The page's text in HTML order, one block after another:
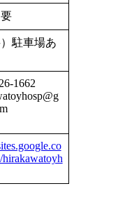
）駐車場あ
1662